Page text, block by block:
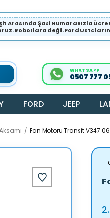
Arasında Şasi Numaranızla
Robotlara değil, Ford
WHATSAPP
0507 777
FORD JEEP
Fan Motoru Transit V347